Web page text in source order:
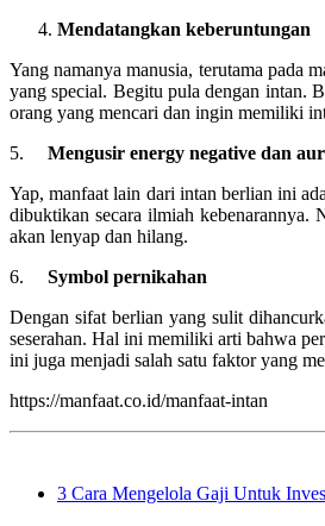
Mendatangkan keberuntungan
Yang namanya manusia, terutama pada
yang special. Begitu pula dengan intan.
orang yang mencari dan ingin memiliki
5. Mengusir energy negative dan
Yap, manfaat lain dari intan berlian ini
dibuktikan secara ilmiah kebenarannya.
akan lenyap dan hilang.
6. Symbol pernikahan
Dengan sifat berlian yang sulit
seserahan. Hal ini memiliki arti bahwa
ini juga menjadi salah satu faktor yang
https://manfaat.co.id/manfaat-intan
3 Cara Mengelola Gaji Untuk